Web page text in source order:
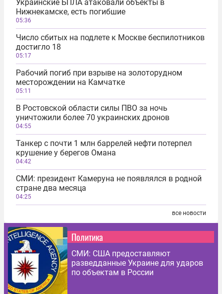
Украинские БПЛА атаковали объекты в
Нижнекамске, есть погибшие
05:36
Число сбитых на подлете к Москве беспилотников
достигло 18
05:17
Рабочий погиб при взрыве на золоторудном
месторождении на Камчатке
05:11
В Ростовской области силы ПВО за ночь
уничтожили более 70 украинских дронов
04:55
Танкер с почти 1 млн баррелей нефти потерпел
крушение у берегов Омана
04:42
СМИ: президент Камеруна не появлялся в родной
стране два месяца
04:25
все новости
Политика
СМИ: США предоставляют
разведданные Украине для ударов
по объектам в России